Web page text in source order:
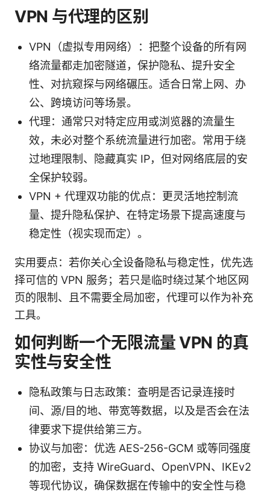
VPN 与代理的区别
VPN（虚拟专用网络）：把整个设备的所有网
络流量都走加密隧道，保护隐私、提升安全
性、对抗窥探与网络碾压。适合日常上网、办
公、跨境访问等场景。
代理：通常只对特定应用或浏览器的流量生
效，未必对整个系统流量进行加密。常用于绕
过地理限制、隐藏真实 IP，但对网络底层的安
全保护较弱。
VPN + 代理双功能的优点：更灵活地控制流
量、提升隐私保护、在特定场景下提高速度与
稳定性（视实现而定）。
实用要点：若你关心全设备隐私与稳定性，优先选
择可信的 VPN 服务；若只是临时绕过某个地区网
页的限制、且不需要全局加密，代理可以作为补充
工具。
如何判断一个无限流量 VPN 的真
实性与安全性
隐私政策与日志政策：查明是否记录连接时
间、源/目的地、带宽等数据，以及是否会在法
律要求下提供给第三方。
协议与加密：优选 AES-256-GCM 或等同强度
的加密，支持 WireGuard、OpenVPN、IKEv2
等现代协议，确保数据在传输中的安全性与稳